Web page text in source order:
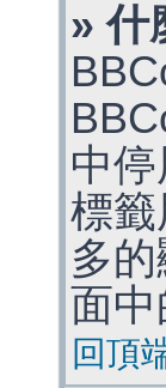
» 什
中
標
多
面中
回頂